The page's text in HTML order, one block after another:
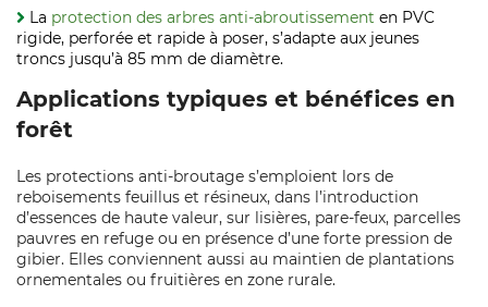
La protection des arbres anti-abroutissement en PVC
rigide, perforée et rapide à poser, s’adapte aux jeunes
troncs jusqu’à 85 mm de diamètre.
Applications typiques et bénéfices en
forêt
Les protections anti‑broutage s’emploient lors de
reboisements feuillus et résineux, dans l’introduction
d’essences de haute valeur, sur lisières, pare‑feux, parcelles
pauvres en refuge ou en présence d’une forte pression de
gibier. Elles conviennent aussi au maintien de plantations
ornementales ou fruitières en zone rurale.